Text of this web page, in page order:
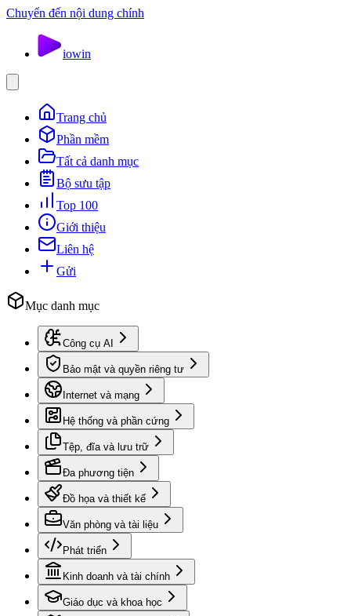
Chuyển đến nội dung chính
iowin
Trang chủ
Phần mềm
Tất cả danh mục
Bộ sưu tập
Top 100
Giới thiệu
Liên hệ
Gửi
Mục danh mục
Công cụ AI
Bảo mật và quyền riêng tư
Internet và mạng
Hệ thống và phần cứng
Tệp, đĩa và lưu trữ
Đa phương tiện
Đồ họa và thiết kế
Văn phòng và tài liệu
Phát triển
Kinh doanh và tài chính
Giáo dục và khoa học